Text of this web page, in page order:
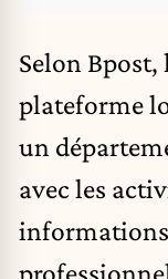
Selon
plateforme
un
avec les